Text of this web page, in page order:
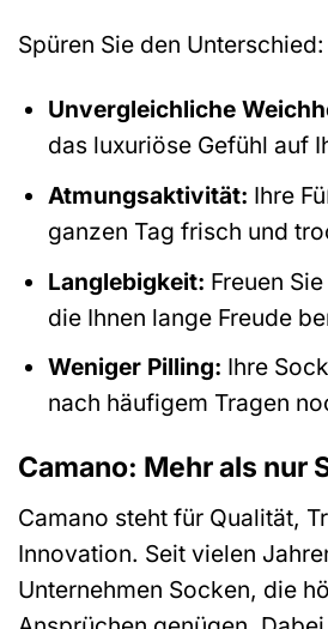
Spüren Sie den Unterschied:
Unvergleichliche
das luxuriöse Gefühl auf
Atmungsaktivität: Ihre
ganzen Tag frisch und
Langlebigkeit: Freuen
die Ihnen lange Freude
Weniger Pilling: Ihre
nach häufigem Tragen
Camano: Mehr als nur
Camano steht für Qualität,
Innovation. Seit vielen
Unternehmen Socken, die